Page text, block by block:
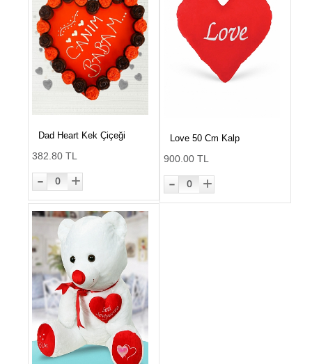
Dad Heart Kek Çiçeği
382.80 TL
- 0 +
Love 50 Cm Kalp
900.00 TL
- 0 +